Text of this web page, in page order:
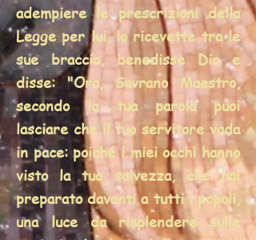
adempiere le prescrizioni della
Legge per lui, lo ricevette tra le
sue braccia, benedisse Dio e
disse: "Ora, Sovrano Maestro,
secondo la tua parola puoi
lasciare che il tuo servitore vada
in pace: poiché i miei occhi hanno
visto la tua salvezza, che hai
preparato davanti a tutti i popoli,
una luce da risplendere sulle